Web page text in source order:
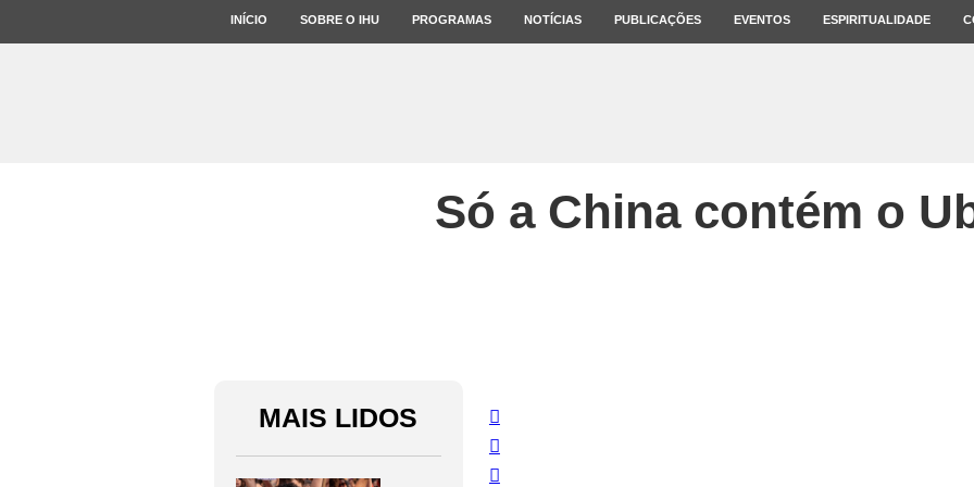
INÍCIO SOBRE O IHU PROGRAMAS NOTÍCIAS PUBLICAÇÕES EVENTOS ESPIRITUALIDADE
Só a China contém o
MAIS LIDOS